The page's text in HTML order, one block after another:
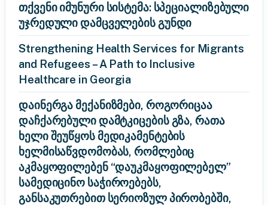
თქვენი იმუნური სისტემა: სპეციალიზებული
უჯრედული დამცველების გუნდი
Strengthening Health Services for Migrants
and Refugees – A Path to Inclusive
Healthcare in Georgia
დაინერგა მექანიზმები, როგორიცაა
დაჩქარებული დამტკიცების გზა, რათა
ხელი შეუწყოს მედიკამენტების
ხელმისაწვდომობას, რომლებიც
აკმაყოფილებენ “დაუკმაყოფილებელ”
სამედიცინო საჭიროებებს,
განსაკუთრებით სერიოზულ პირობებში,